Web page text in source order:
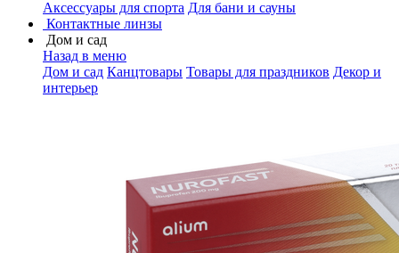
Аксессуары для спорта Для бани и сауны
Контактные линзы
Дом и сад
Назад в меню
Дом и сад Канцтовары Товары для праздников Декор и
интерьер